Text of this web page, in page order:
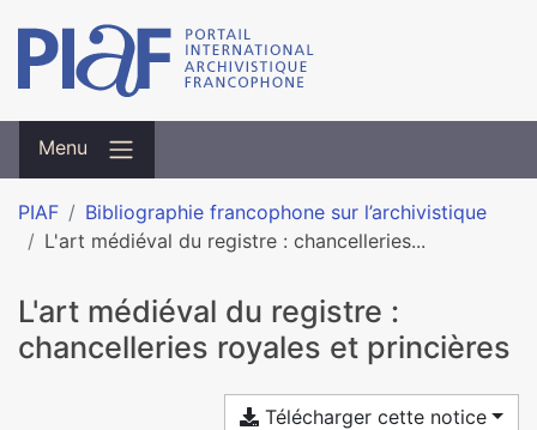
Menu
PIAF
Bibliographie francophone sur l’archivistique
L'art médiéval du registre : chancelleries...
L'art médiéval du registre :
chancelleries royales et princières
Télécharger cette notice